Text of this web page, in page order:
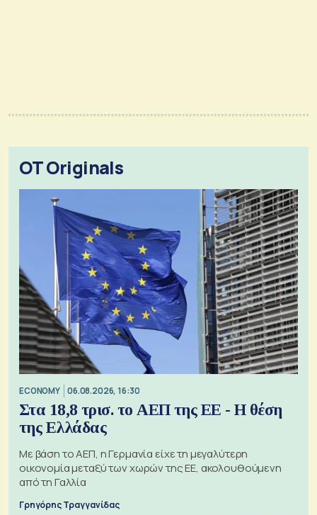
OT Originals
ECONOMY 06.08.2026, 16:30
Στα 18,8 τρισ. το ΑΕΠ της ΕΕ - Η θέση
της Ελλάδας
Με βάση το ΑΕΠ, η Γερμανία είχε τη μεγαλύτερη
οικονομία μεταξύ των χωρών της ΕΕ, ακολουθούμενη
από τη Γαλλία
Γρηγόρης Τραγγανίδας